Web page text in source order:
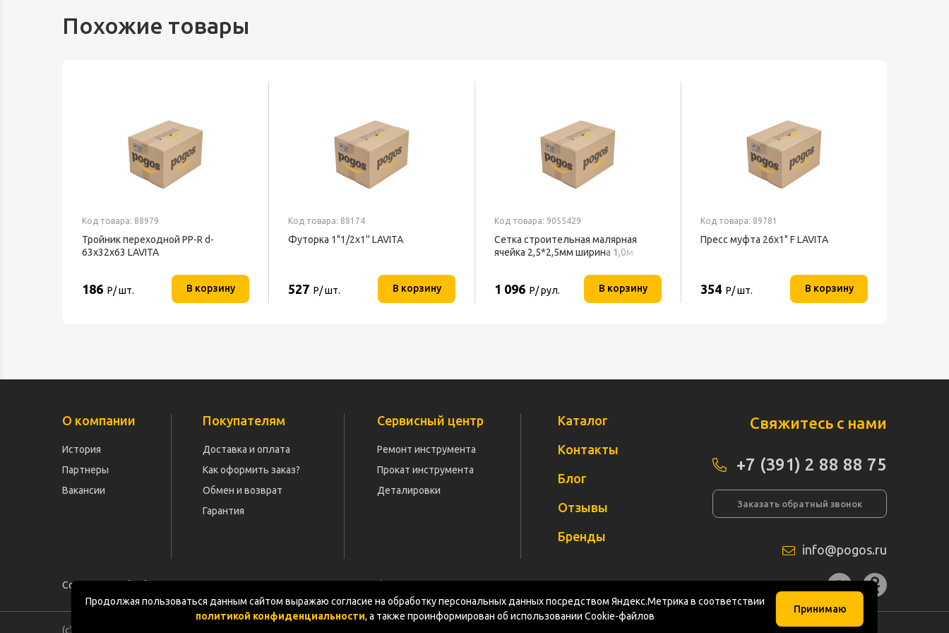
Похожие товары
Код товара: 88979
Тройник переходной PP-R d-
63x32x63 LAVITA
186 Р/ шт. В корзину
Код товара: 88174
Футорка 1"1/2x1'' LAVITA
527 Р/ шт. В корзину
Код товара: 9055429
Сетка строительная малярная
ячейка 2,5*2,5мм ширина 1,0м
1 096 Р/ рул. В корзину
Код товара: 89781
Пресс муфта 26х1" F LAVITA
354 Р/ шт. В корзину
Продолжая пользоваться данным сайтом выражаю согласие на обработку персональных данных посредством Яндекс.Метрика в соответствии
политикой конфиденциальности, а также проинформирован об использовании Cookie-файлов
Принимаю
О компании
История
Партнеры
Вакансии
Покупателям
Доставка и оплата
Как оформить заказ?
Обмен и возврат
Гарантия
Сервисный центр
Ремонт инструмента
Прокат инструмента
Деталировки
Каталог
Контакты
Блог
Отзывы
Бренды
Свяжитесь с нами
+7 (391) 2 88 88 75
Заказать обратный звонок
info@pogos.ru
Согласие на обработку персональных данных Политика конфиденциальности Документация Карта сайта
(с) «POGOS.ru» 2010-2026 (ИП Чивчян М.Р.)